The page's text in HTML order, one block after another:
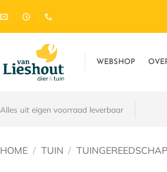
WEBSHOP
Alles uit eigen voorraad leverbaar
HOME / TUIN / TUINGEREEDSCHAP